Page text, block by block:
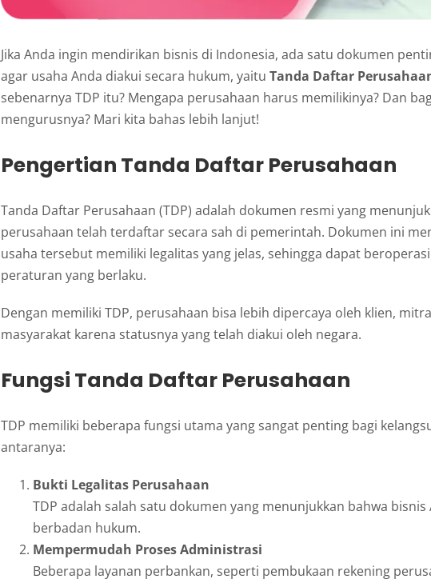
Jika Anda ingin mendirikan bisnis di Indonesia, ada satu dokumen
agar usaha Anda diakui secara hukum, yaitu Tanda Daftar
sebenarnya TDP itu? Mengapa perusahaan harus memilikinya? Dan
mengurusnya? Mari kita bahas lebih lanjut!
Pengertian Tanda Daftar Perusahaan
Tanda Daftar Perusahaan (TDP) adalah dokumen resmi yang
perusahaan telah terdaftar secara sah di pemerintah. Dokumen ini
usaha tersebut memiliki legalitas yang jelas, sehingga dapat
peraturan yang berlaku.
Dengan memiliki TDP, perusahaan bisa lebih dipercaya oleh klien,
masyarakat karena statusnya yang telah diakui oleh negara.
Fungsi Tanda Daftar Perusahaan
TDP memiliki beberapa fungsi utama yang sangat penting bagi
antaranya:
Bukti Legalitas Perusahaan
TDP adalah salah satu dokumen yang menunjukkan bahwa
berbadan hukum.
Mempermudah Proses Administrasi
Beberapa layanan perbankan, seperti pembukaan rekening